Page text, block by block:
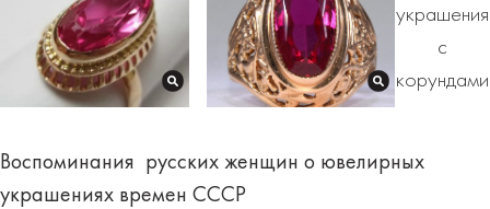
украшения
с
корундами
Воспоминания русских женщин о ювелирных
украшениях времен СССР